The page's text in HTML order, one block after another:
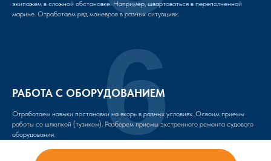
экипажем в сложной обстановке. Например, швартоваться в переполненной
марине. Отработаем ряд маневров в разных ситуациях.
РАБОТА С ОБОРУДОВАНИЕМ
Отработаем навыки постановки на якорь в разных условиях. Освоим приемы
работы со шлюпкой (тузиком). Разберем приемы экстренного ремонта судового
оборудования.
6